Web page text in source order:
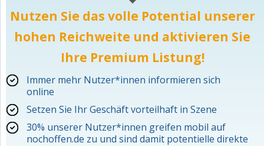
Nutzen Sie das volle Potential unserer
hohen Reichweite und aktivieren Sie
Ihre Premium Listung!
Immer mehr Nutzer*innen informieren sich
online
Setzen Sie Ihr Geschäft vorteilhaft in Szene
30% unserer Nutzer*innen greifen mobil auf
nochoffen.de zu und sind damit potentielle direkte